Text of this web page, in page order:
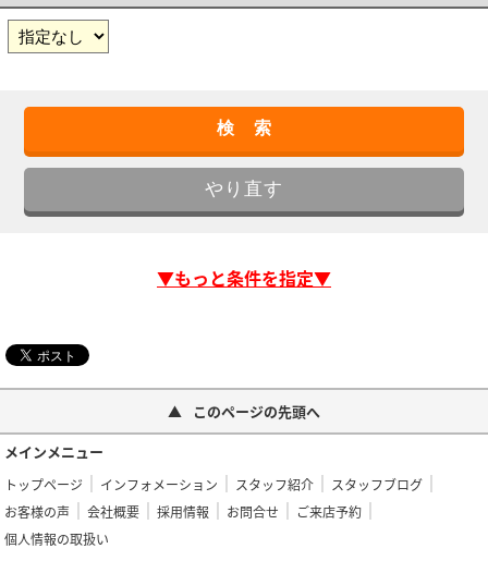
▼もっと条件を指定▼
このページの先頭へ
メインメニュー
トップページ インフォメーション スタッフ紹介
スタッフブログ
お客様の声
会社概要 採用情報 お問合せ
ご来店予約
個人情報の取扱い